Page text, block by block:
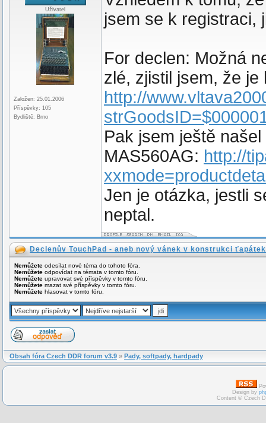
Uživatel
Založen: 25.01.2006
Příspěvky: 105
Bydliště: Brno
jsem se k registraci,
For declen: Možná
zlé, zjistil jsem, že
http://
Pak jsem ještě
MAS560AG: http://
Jen je otázka, jestli
neptal.
Declenův TouchPad - aneb nový vánek v konstrukci ťapátek
Nemůžete odesílat nové téma do tohoto fóra.
Nemůžete odpovídat na témata v tomto fóru.
Nemůžete upravovat své příspěvky v tomto fóru.
Nemůžete mazat své příspěvky v tomto fóru.
Nemůžete hlasovat v tomto fóru.
Obsah fóra Czech DDR forum v3.9 » Pady, softpady, hardpady
Design by
Content © Czech